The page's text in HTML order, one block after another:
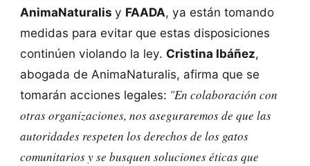
AnimaNaturalis y FAADA, ya están tomando
medidas para evitar que estas disposiciones
continúen violando la ley. Cristina Ibáñez,
abogada de AnimaNaturalis, afirma que se
tomarán acciones legales: "En colaboración con
otras organizaciones, nos aseguraremos de que las
autoridades respeten los derechos de los gatos
comunitarios y se busquen soluciones éticas que